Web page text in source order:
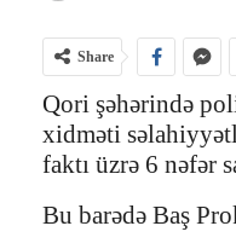
Share
Qori şəhərində
xidməti
faktı üzrə 6 nəfər
Bu barədə Baş